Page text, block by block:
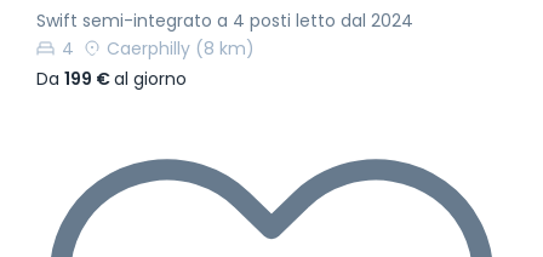
Swift semi-integrato a 4 posti letto dal 2024
4
Caerphilly (8 km)
Da 199 €al giorno